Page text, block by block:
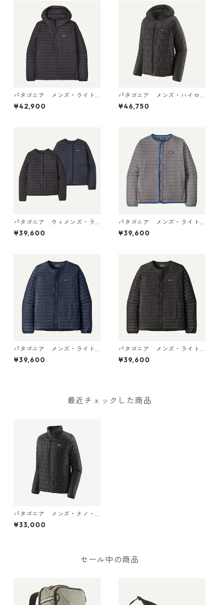
パタゴニア メンズ・ライト
ウェイト・ダウン・セータ
ー・プルオーバー Black 319
¥42,900
パタゴニア メンズ・ハイロ
フト・ナノ・パフ・フーデ
¥46,750
パタゴニア ウィメンズ・ラ
イトウェイト・リバーシブ
ル・ダウン・セーター・カー
¥39,600
パタゴニア メンズ・ライト
ウェイト・ダウン・セータ
ー・カーディガン Noble Gr
¥39,600
パタゴニア メンズ・ライト
ウェイト・ダウン・セータ
ー・カーディガン New Navy
¥39,600
パタゴニア メンズ・ライト
ウェイト・ダウン・セータ
ー・カーディガン Black 319
¥39,600
最近チェックした商品
パタゴニア メンズ・ナノ・
パフ・ジャケット (カラー Bl
ack) Patagonia Men's Nano
¥33,000
セール中の商品